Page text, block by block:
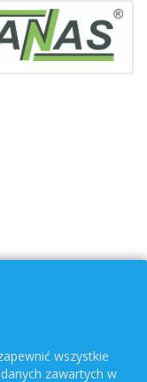
wszystkie
zawartych w